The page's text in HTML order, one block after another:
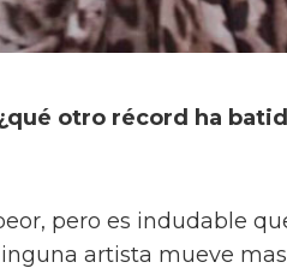
otro récord ha
pero es indudable
artista mueve